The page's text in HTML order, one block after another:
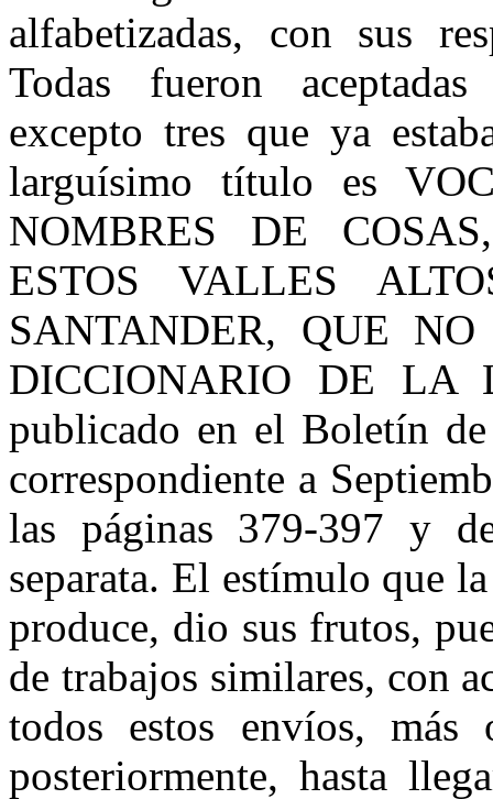
alfabetizadas, con sus
Todas fueron
excepto tres que ya
larguísimo título es
NOMBRES DE
ESTOS VALLES
SANTANDER, QUE
DICCIONARIO DE LA
publicado en el Boletín
correspondiente a
las páginas 379-397 y
separata. El estímulo que
produce, dio sus frutos,
de trabajos similares, con
todos estos envíos, más
posteriormente, hasta